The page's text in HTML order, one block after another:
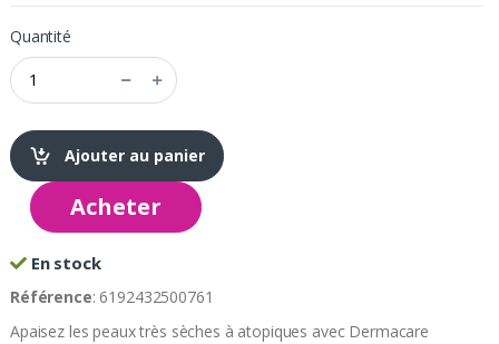
Quantité
Ajouter au panier
Acheter
En stock
Référence: 6192432500761
Apaisez les peaux très sèches à atopiques avec Dermacare